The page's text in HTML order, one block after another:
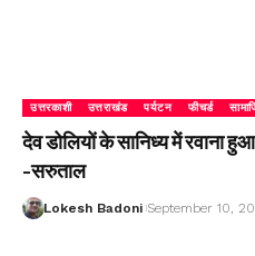
उत्तरकाशी उत्तराखंड पर्यटन फीचर्ड
देव डोलियों के सानिध्य में रवाना
-सरुताल
Lokesh Badoni September 10,